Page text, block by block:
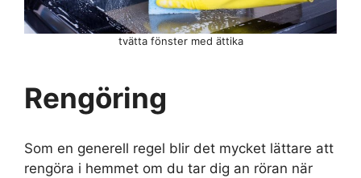
tvätta fönster med ättika
Rengöring
Som en generell regel blir det mycket lättare att
rengöra i hemmet om du tar dig an röran när